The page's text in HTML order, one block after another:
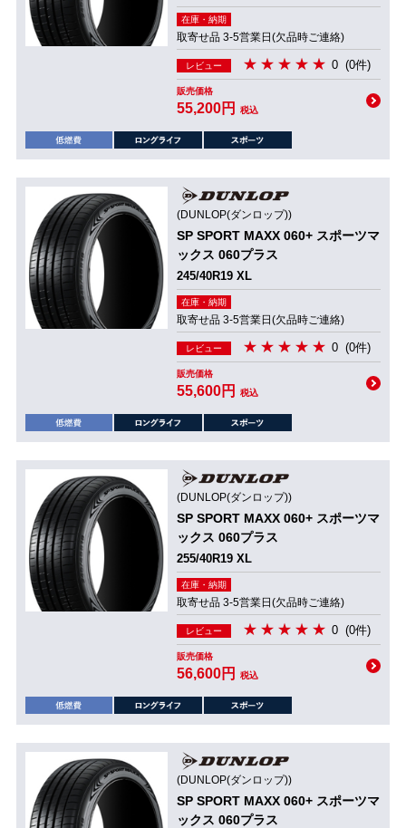
在庫・納期
取寄せ品 3-5営業日(欠品時ご連絡)
レビュー 0 (0件)
販売価格
55,200円 税込
(DUNLOP(ダンロップ))
SP SPORT MAXX 060+ スポーツマ
ックス 060プラス
245/40R19 XL
在庫・納期
取寄せ品 3-5営業日(欠品時ご連絡)
レビュー 0 (0件)
販売価格
55,600円 税込
(DUNLOP(ダンロップ))
SP SPORT MAXX 060+ スポーツマ
ックス 060プラス
255/40R19 XL
在庫・納期
取寄せ品 3-5営業日(欠品時ご連絡)
レビュー 0 (0件)
販売価格
56,600円 税込
(DUNLOP(ダンロップ))
SP SPORT MAXX 060+ スポーツマ
ックス 060プラス